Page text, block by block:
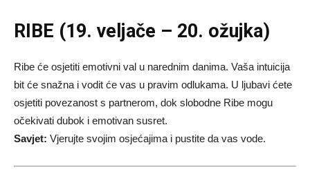
RIBE (19. veljače – 20. ožujka)
Ribe će osjetiti emotivni val u narednim danima. Vaša intuicija
bit će snažna i vodit će vas u pravim odlukama. U ljubavi ćete
osjetiti povezanost s partnerom, dok slobodne Ribe mogu
očekivati dubok i emotivan susret.
Savjet: Vjerujte svojim osjećajima i pustite da vas vode.